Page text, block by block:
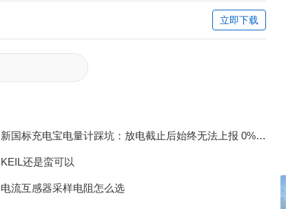
立即下载
新国标充电宝电量计踩坑：放电截止后始终无法上报 0% 电量完整排查
KEIL还是蛮可以
电流互感器采样电阻怎么选